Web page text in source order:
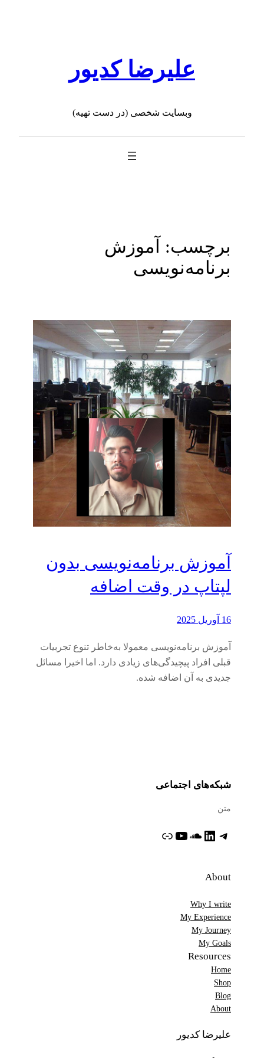
علیرضا کدیور
وبسایت شخصی (در دست تهیه)
برچسب:
آموزش
برنامه‌نویسی
آموزش برنامه‌نویسی بدون
لپتاپ در وقت اضافه
16 آوریل 2025
آموزش برنامه‌نویسی معمولا به‌خاطر تنوع تجربیات
قبلی افراد پیچیدگی‌های زیادی دارد. اما اخیرا مسائل
جدیدی به آن اضافه شده.
شبکه‌های اجتماعی
متن
تلگرام لینکداین ساوندکلاود یوتیوبپیوند
About
Why I write
My Experience
My Journey
My Goals
Resources
Home
Shop
Blog
About
علیرضا کدیور